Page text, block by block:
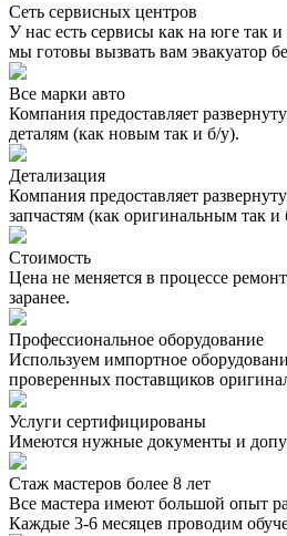
Сеть сервисных центров
У нас есть сервисы как на юге так
мы готовы вызвать вам эвакуатор
Все марки авто
Компания предоставляет
деталям (как новым так и б/у).
Детализация
Компания предоставляет
запчастям (как оригинальным так и
Стоимость
Цена не меняется в процессе
заранее.
Профессиональное оборудование
Используем импортное
проверенных поставщиков
Услуги сертифицированы
Имеются нужные документы и
Стаж мастеров более 8 лет
Все мастера имеют большой опыт
Каждые 3-6 месяцев проводим